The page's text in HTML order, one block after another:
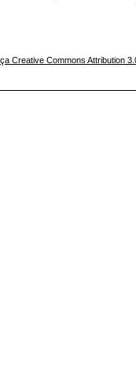
Creative Commons Attribution